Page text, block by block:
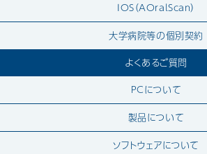
IOS（AOralScan）
大学病院等の個別契約
よくあるご質問
PCについて
製品について
ソフトウェアについて